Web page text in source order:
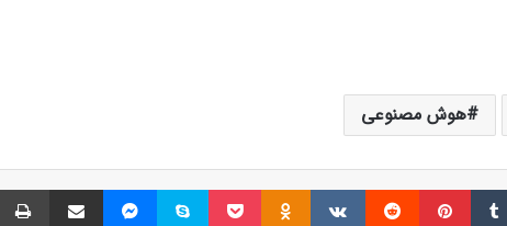
هوش مصنوعی
تامبلر پینتریست Reddit
VKontakte
Odnoklassniki پاکت اسکایپ مسنجر اشتراک گذاری با ایمیل
گیمرها، محتواسازان و کسب‌وکارها